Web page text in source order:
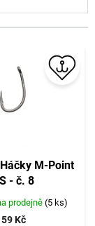
M-Point
- č. 8
prodejně (5 ks)
59 Kč